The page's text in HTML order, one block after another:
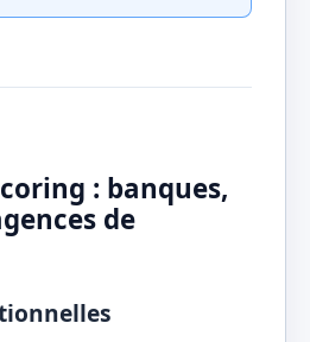
: banques,
de